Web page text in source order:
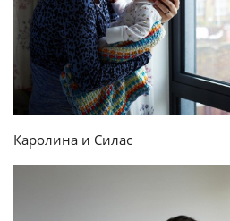
Каролина и Силас